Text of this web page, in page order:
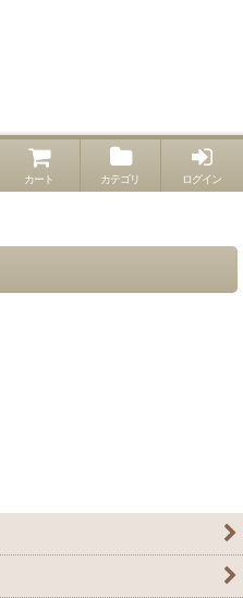
カート カテゴリ ログイン